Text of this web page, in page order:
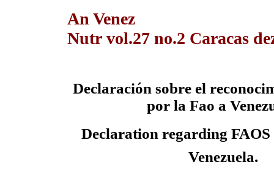
An Venez
Nutr vol.27 no.2 Caracas
Declaración sobre el
por la Fao a
Declaration regarding
Venezuela.